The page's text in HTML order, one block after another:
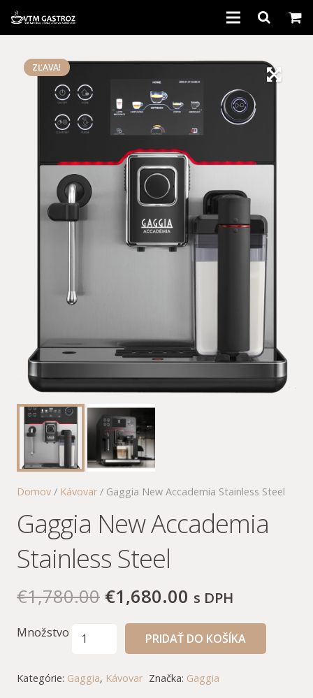
Kávovary
Príslušenstvo
ZĽAVA!
Domov / Kávovar / Gaggia New Accademia Stainless Steel
Gaggia New Accademia
Stainless Steel
€1,780.00 €1,680.00 s DPH
Množstvo PRIDAŤ DO KOŠÍKA
Kategórie: Gaggia, Kávovar Značka: Gaggia